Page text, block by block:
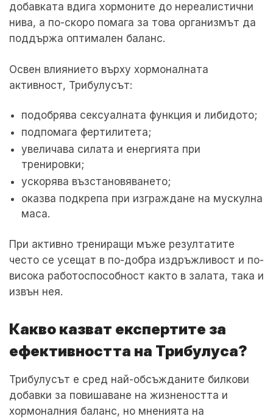
добавката вдига хормоните до нереалистични
нива, а по-скоро помага за това организмът да
поддържа оптимален баланс.
Освен влиянието върху хормоналната
активност, Трибулусът:
подобрява сексуалната функция и либидото;
подпомага фертилитета;
увеличава силата и енергията при
тренировки;
ускорява възстановяването;
оказва подкрепа при изграждане на мускулна
маса.
При активно трениращи мъже резултатите
често се усещат в по-добра издръжливост и по-
висока работоспособност както в залата, така и
извън нея.
Какво казват експертите за
ефективността на Трибулуса?
Трибулусът е сред най-обсъжданите билкови
добавки за повишаване на жизнеността и
хормоналния баланс, но мненията на